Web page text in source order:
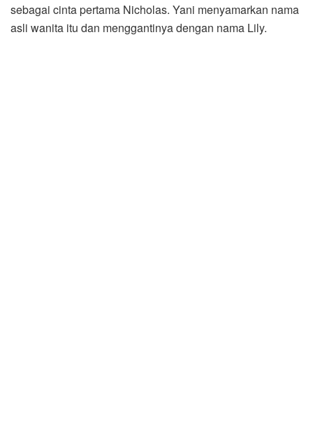
sebagai cinta pertama Nicholas. Yani menyamarkan nama
asli wanita itu dan menggantinya dengan nama Lily.